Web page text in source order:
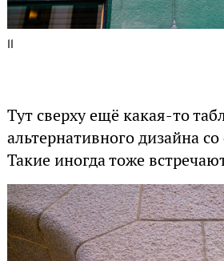
11
Тут сверху ещё какая-то
альтернативного дизайна
Такие иногда тоже